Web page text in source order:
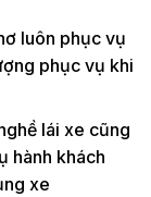
luôn phục vụ
phục vụ khi
lái xe cũng
hành khách
xe